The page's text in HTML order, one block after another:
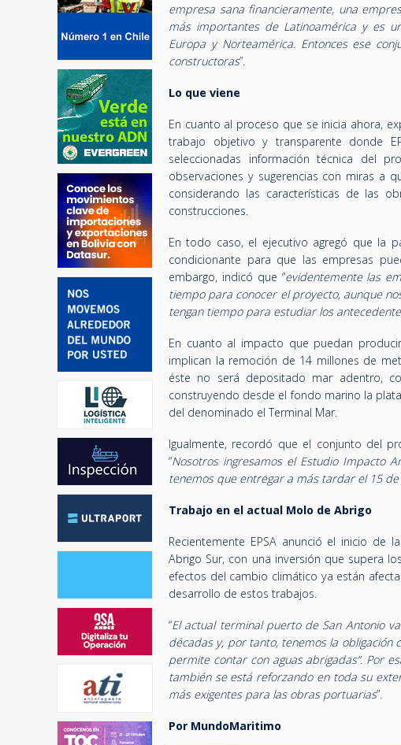
empresa sana financieramente, una
más importantes de Latinoamérica y es
Europa y Norteamérica. Entonces ese
constructoras”.
Lo que viene
En cuanto al proceso que se inicia ahora,
trabajo objetivo y transparente donde
seleccionadas información técnica del
observaciones y sugerencias con miras a
considerando las características de las
construcciones.
En todo caso, el ejecutivo agregó que la
condicionante para que las empresas
embargo, indicó que “evidentemente las
tiempo para conocer el proyecto, aunque
tengan tiempo para estudiar los
En cuanto al impacto que puedan
implican la remoción de 14 millones de
éste no será depositado mar adentro,
construyendo desde el fondo marino la
del denominado el Terminal Mar.
Igualmente, recordó que el conjunto del
“Nosotros ingresamos el Estudio Impacto
tenemos que entregar a más tardar el 15
Trabajo en el actual Molo de Abrigo
Recientemente EPSA anunció el inicio
Abrigo Sur, con una inversión que supera
efectos del cambio climático ya están
desarrollo de estos trabajos.
“El actual terminal puerto de San Antonio
décadas y, por tanto, tenemos la
permite contar con aguas abrigadas”. Por
también se está reforzando en toda su
más exigentes para las obras portuarias”.
Por MundoMaritimo